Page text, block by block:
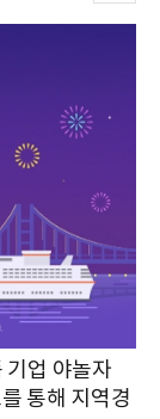
기업 야놀자
통해 지역경